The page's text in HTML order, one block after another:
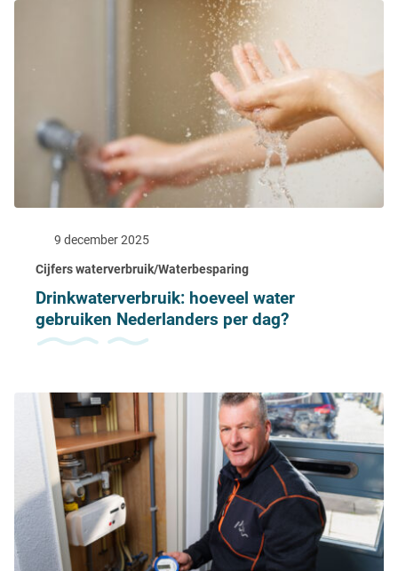
Cijfers waterverbruik/Waterbesparing
9 december 2025
Drinkwaterverbruik: hoeveel water
gebruiken Nederlanders per dag?